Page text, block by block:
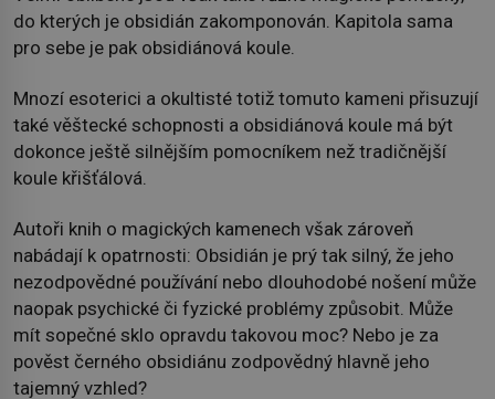
do kterých je obsidián zakomponován. Kapitola sama
pro sebe je pak obsidiánová koule.
Mnozí esoterici a okultisté totiž tomuto kameni přisuzují
také věštecké schopnosti a obsidiánová koule má být
dokonce ještě silnějším pomocníkem než tradičnější
koule křišťálová.
Autoři knih o magických kamenech však zároveň
nabádají k opatrnosti: Obsidián je prý tak silný, že jeho
nezodpovědné používání nebo dlouhodobé nošení může
naopak psychické či fyzické problémy způsobit. Může
mít sopečné sklo opravdu takovou moc? Nebo je za
pověst černého obsidiánu zodpovědný hlavně jeho
tajemný vzhled?